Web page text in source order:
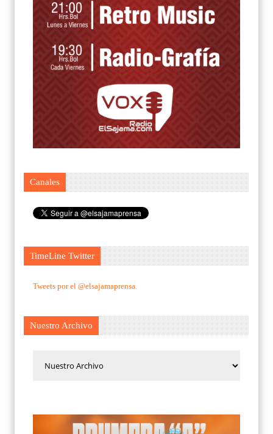
Canales
TimeLine Twitter
Tweets por el @elsajamaprensa.
Nuestro Archivo